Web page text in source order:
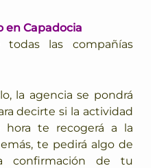
en Capadocia
todas las compañías
la agencia se pondrá
decirte si la actividad
te recogerá a la
te pedirá algo de
confirmación de tu